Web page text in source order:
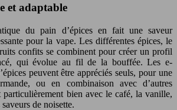
et adaptable
du pain d’épices en fait une saveur
pour la vape. Les différentes épices, le
confits se combinent pour créer un profil
qui évolue au fil de la bouffée. Les e-
peuvent être appréciés seuls, pour une
ou en combinaison avec d’autres
particulièrement bien avec le café, la vanille,
de noisette.